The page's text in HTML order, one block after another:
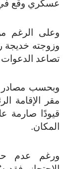
عسكري وقع في 26 يوليو/تموز
وعلى الرغم
وزوجته خديجة
تصاعد الدعوات
وبحسب مصادر
مقر الإقامة
قيودًا صارمة
المكان.
ورغم عدم